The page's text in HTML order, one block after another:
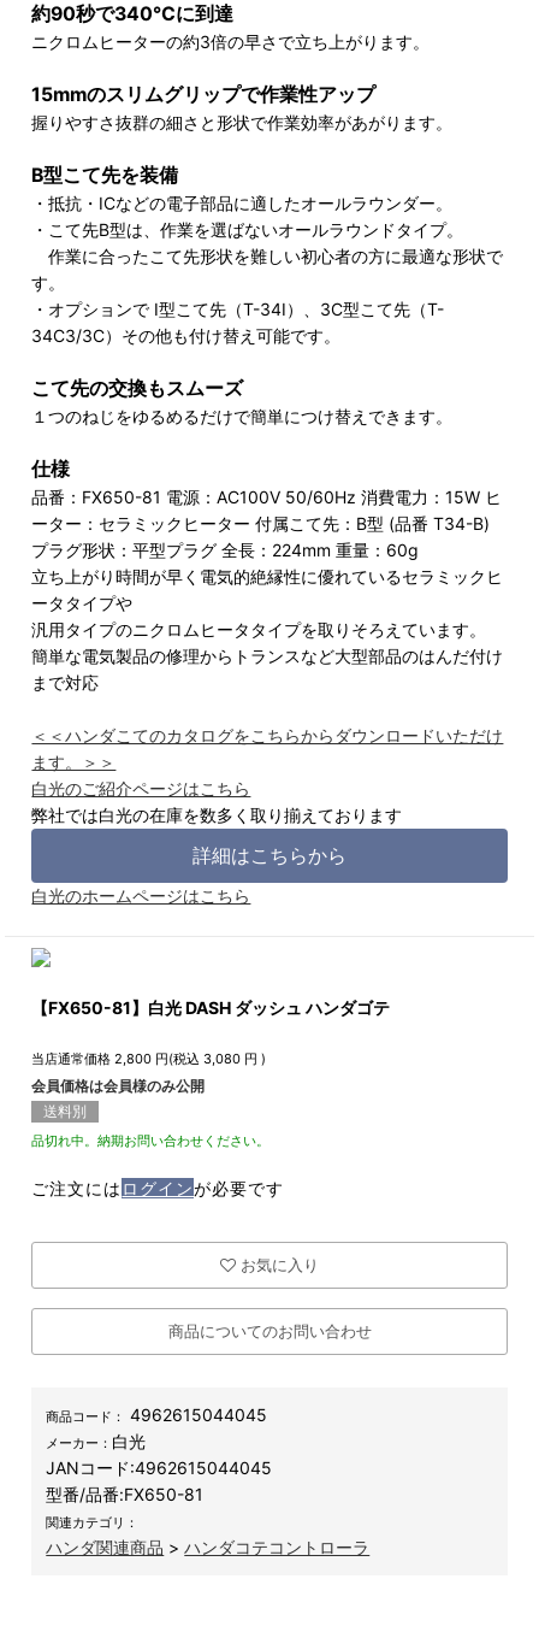
約90秒で340℃に到達
ニクロムヒーターの約3倍の早さで立ち上がります。
15mmのスリムグリップで作業性アップ
握りやすさ抜群の細さと形状で作業効率があがります。
B型こて先を装備
・抵抗・ICなどの電子部品に適したオールラウンダー。
・こて先B型は、作業を選ばないオールラウンドタイプ。
作業に合ったこて先形状を難しい初心者の方に最適な形状で
す。
・オプションで I型こて先（T-34I）、3C型こて先（T-
34C3/3C）その他も付け替え可能です。
こて先の交換もスムーズ
１つのねじをゆるめるだけで簡単につけ替えできます。
仕様
品番：FX650-81 電源：AC100V 50/60Hz 消費電力：15W ヒ
ーター：セラミックヒーター 付属こて先：B型 (品番 T34-B)
プラグ形状：平型プラグ 全長：224mm 重量：60g
立ち上がり時間が早く電気的絶縁性に優れているセラミックヒ
ータタイプや
汎用タイプのニクロムヒータタイプを取りそろえています。
簡単な電気製品の修理からトランスなど大型部品のはんだ付け
まで対応
＜＜ハンダこてのカタログをこちらからダウンロードいただけ
ます。＞＞
白光のご紹介ページはこちら
弊社では白光の在庫を数多く取り揃えております
詳細はこちらから
白光のホームページはこちら
【FX650-81】白光 DASH ダッシュ ハンダゴテ
当店通常価格 2,800 円(税込 3,080 円 )
会員価格は会員様のみ公開
送料別
品切れ中。納期お問い合わせください。
ご注文には ログインが必要です
お気に入り
商品についてのお問い合わせ
商品コード： 4962615044045
メーカー： 白光
JANコード:4962615044045
型番/品番:FX650-81
関連カテゴリ：
ハンダ関連商品 >ハンダコテコントローラ